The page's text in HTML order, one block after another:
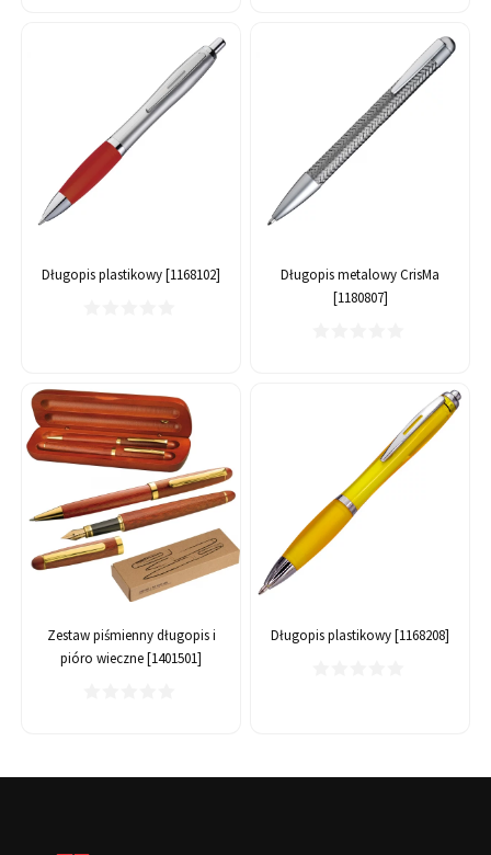
Długopis plastikowy [1168102]
Długopis metalowy CrisMa
[1180807]
Zestaw piśmienny długopis i
pióro wieczne [1401501]
Długopis plastikowy [1168208]